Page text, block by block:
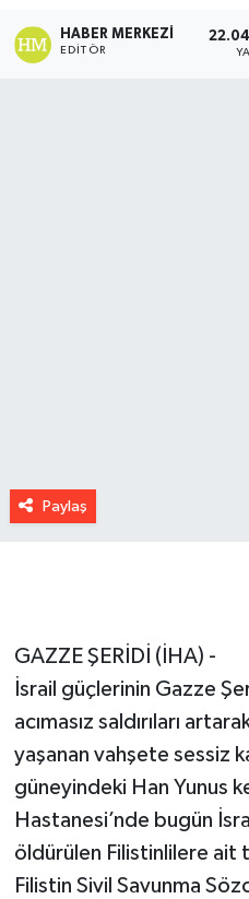
HABER MERKEZI
EDITÖR
Paylaş
GAZZE ŞERİDİ (İHA) -
İsrail güçlerinin Gazze
acımasız saldırıları
yaşanan vahşete sessiz
güneyindeki Han Yunus
Hastanesi’nde bugün
öldürülen Filistinlilere ait
Filistin Sivil Savunma
Sağlık